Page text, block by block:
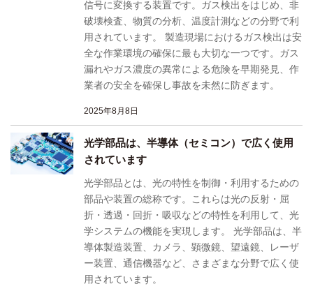
信号に変換する装置です。ガス検出をはじめ、非
破壊検査、物質の分析、温度計測などの分野で利
用されています。 製造現場におけるガス検出は安
全な作業環境の確保に最も大切な一つです。ガス
漏れやガス濃度の異常による危険を早期発見、作
業者の安全を確保し事故を未然に防ぎます。
2025年8月8日
光学部品は、半導体（セミコン）で広く使用
されています
光学部品とは、光の特性を制御・利用するための
部品や装置の総称です。これらは光の反射・屈
折・透過・回折・吸収などの特性を利用して、光
学システムの機能を実現します。 光学部品は、半
導体製造装置、カメラ、顕微鏡、望遠鏡、レーザ
ー装置、通信機器など、さまざまな分野で広く使
用されています。